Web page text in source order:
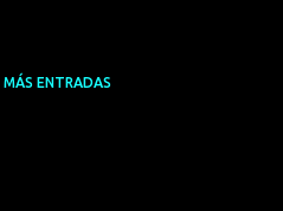
MÁS ENTRADAS